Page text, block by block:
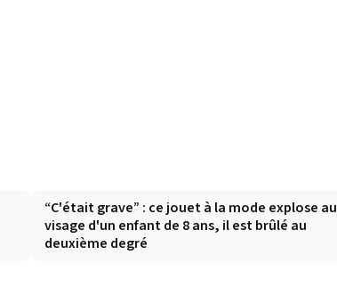
“C'était grave” : ce jouet à la mode explose au
visage d'un enfant de 8 ans, il est brûlé au
deuxième degré